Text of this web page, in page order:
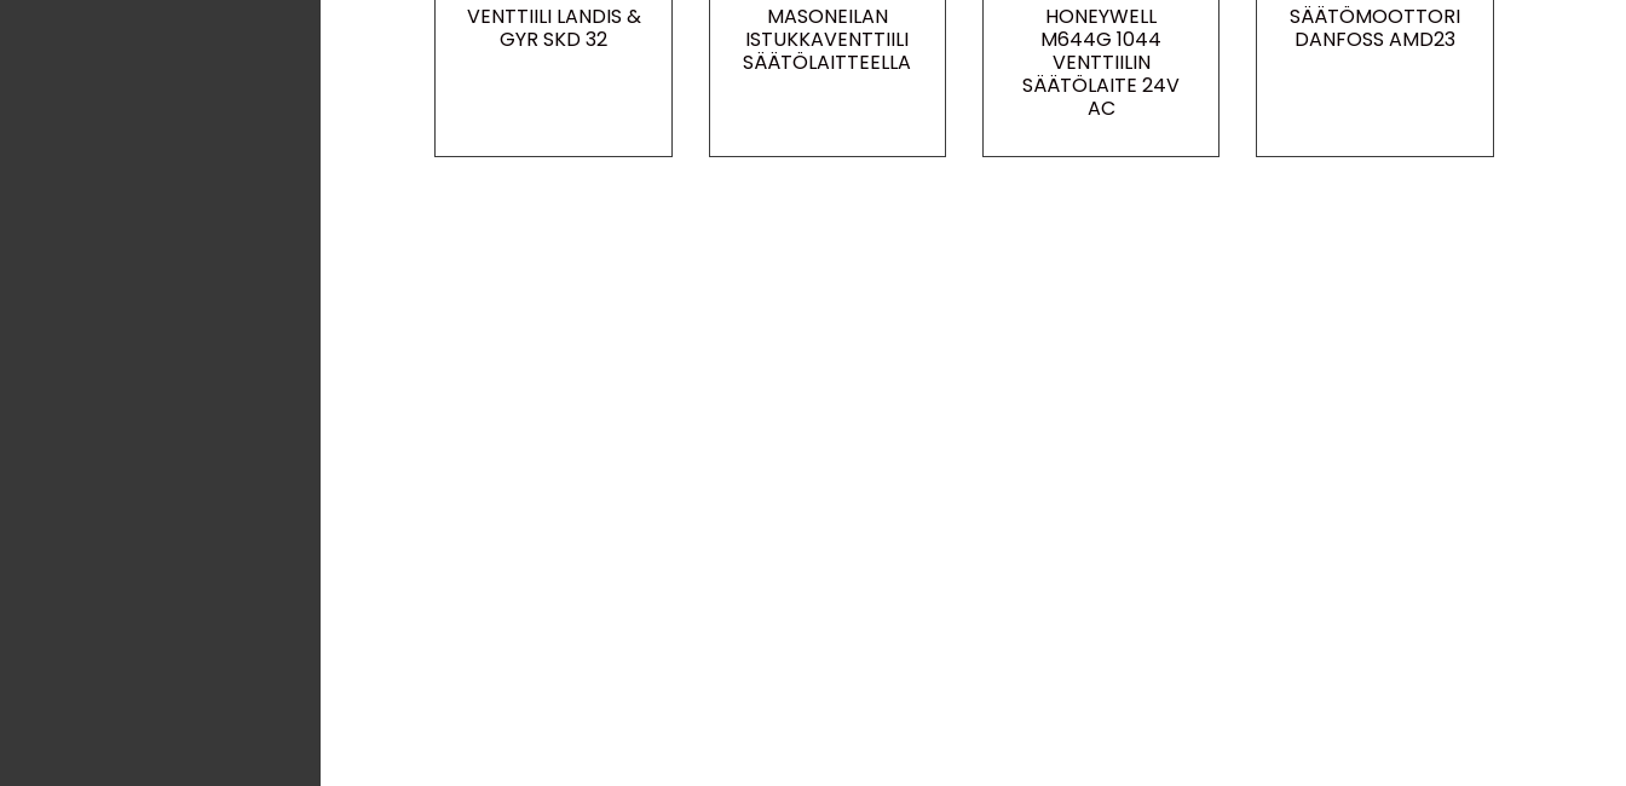
VENTTIILI LANDIS &
GYR SKD 32
MASONEILAN
ISTUKKAVENTTIILI
SÄÄTÖLAITTEELLA
HONEYWELL
M644G 1044
VENTTIILIN
SÄÄTÖLAITE 24V
AC
SÄÄTÖMOOTTORI
DANFOSS AMD23